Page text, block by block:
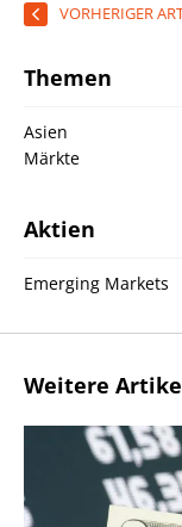
VORHERIGER
Themen
Asien
Märkte
Aktien
Emerging Markets
Weitere